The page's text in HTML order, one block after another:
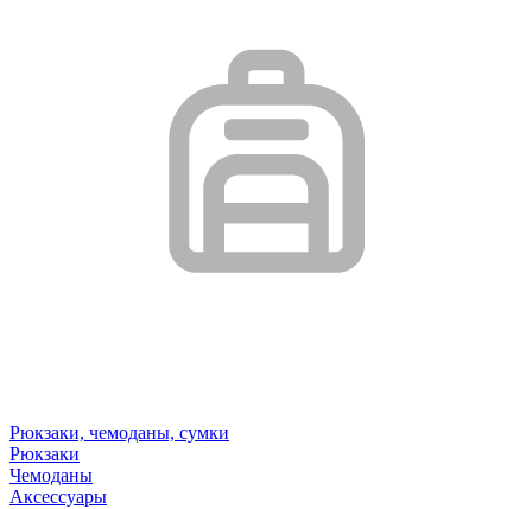
Рюкзаки, чемоданы, сумки
Рюкзаки
Чемоданы
Аксессуары